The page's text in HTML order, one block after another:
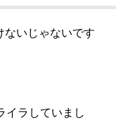
ないじゃないです
イラしていまし